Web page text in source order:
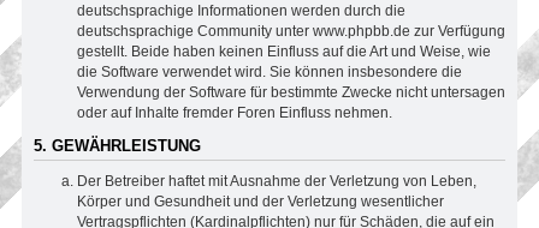
deutschsprachige Informationen werden durch die
deutschsprachige Community unter www.phpbb.de zur Verfügung
gestellt. Beide haben keinen Einfluss auf die Art und Weise, wie
die Software verwendet wird. Sie können insbesondere die
Verwendung der Software für bestimmte Zwecke nicht untersagen
oder auf Inhalte fremder Foren Einfluss nehmen.
5. GEWÄHRLEISTUNG
Der Betreiber haftet mit Ausnahme der Verletzung von Leben,
Körper und Gesundheit und der Verletzung wesentlicher
Vertragspflichten (Kardinalpflichten) nur für Schäden, die auf ein